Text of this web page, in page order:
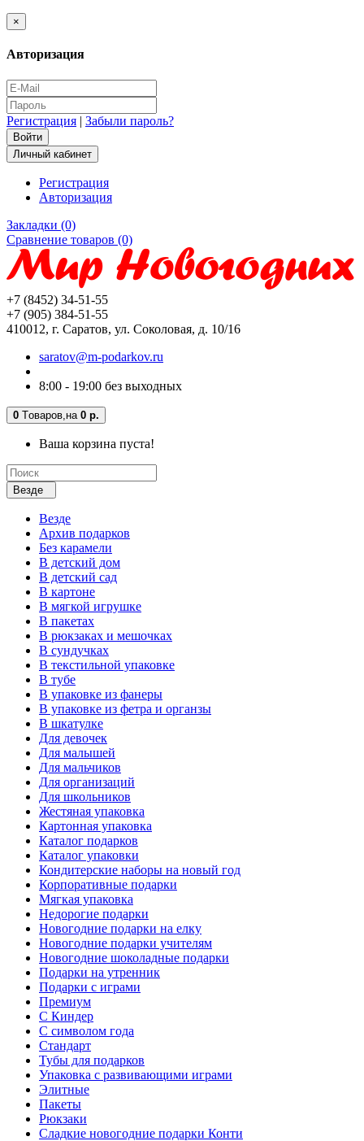
×
Авторизация
Регистрация | Забыли пароль?
Личный кабинет
Регистрация
Авторизация
Закладки (0)
Сравнение товаров (0)
+7 (8452) 34-51-55
+7 (905) 384-51-55
410012, г. Саратов, ул. Соколовая, д. 10/16
saratov@m-podarkov.ru
8:00 - 19:00 без выходных
0 Tоваров, на 0 р.
Ваша корзина пуста!
Везде
Везде
Архив подарков
Без карамели
В детский дом
В детский сад
В картоне
В мягкой игрушке
В пакетах
В рюкзаках и мешочках
В сундучках
В текстильной упаковке
В тубе
В упаковке из фанеры
В упаковке из фетра и органзы
В шкатулке
Для девочек
Для малышей
Для мальчиков
Для организаций
Для школьников
Жестяная упаковка
Картонная упаковка
Каталог подарков
Каталог упаковки
Кондитерские наборы на новый год
Корпоративные подарки
Мягкая упаковка
Недорогие подарки
Новогодние подарки на елку
Новогодние подарки учителям
Новогодние шоколадные подарки
Подарки на утренник
Подарки с играми
Премиум
С Киндер
С символом года
Стандарт
Тубы для подарков
Упаковка с развивающими играми
Элитные
Пакеты
Рюкзаки
Сладкие новогодние подарки Конти